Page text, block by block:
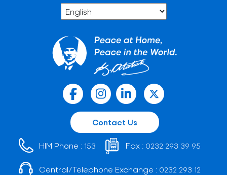
Contact Us
HIM Phone : 153 Fax : 0232 293 39 95
Central/Telephone Exchange : 0232 293 12